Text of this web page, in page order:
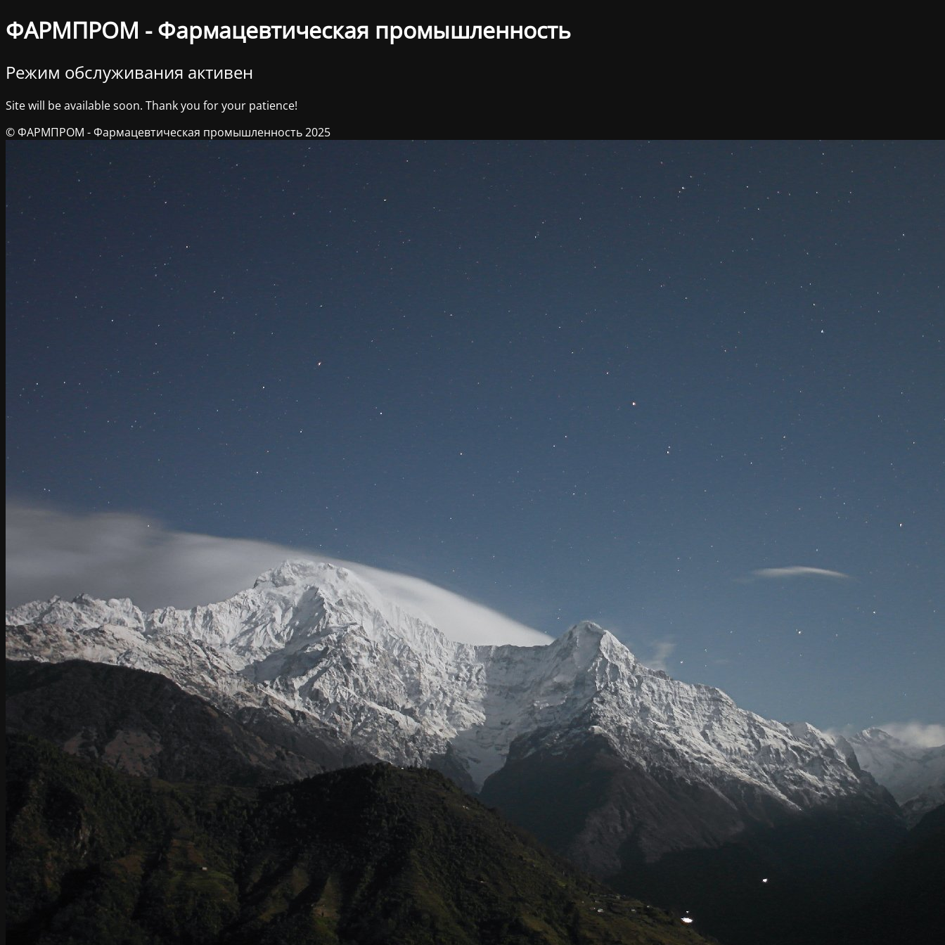
ФАРМПРОМ - Фармацевтическая промышленность
Режим обслуживания активен
Site will be available soon. Thank you for your patience!
© ФАРМПРОМ - Фармацевтическая промышленность 2025